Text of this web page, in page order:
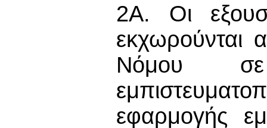
2Α. Οι
εκχωρούνται
Νόμου σε
εφαρμογής